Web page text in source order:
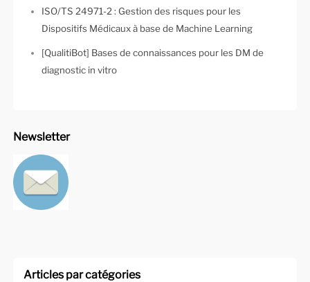
ISO/TS 24971-2 : Gestion des risques pour les
Dispositifs Médicaux à base de Machine Learning
[QualitiBot] Bases de connaissances pour les DM de
diagnostic in vitro
Newsletter
Articles par catégories